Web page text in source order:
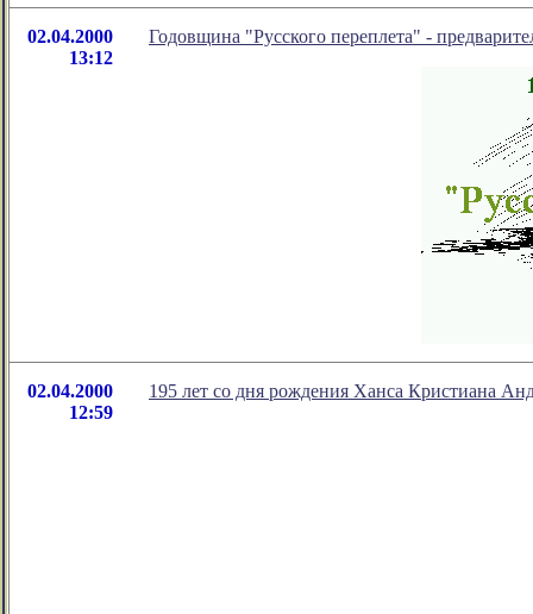
02.04.2000
13:12
Годовщина "Русского переплета" -
02.04.2000
12:59
195 лет со дня рождения Ханса Кристиана